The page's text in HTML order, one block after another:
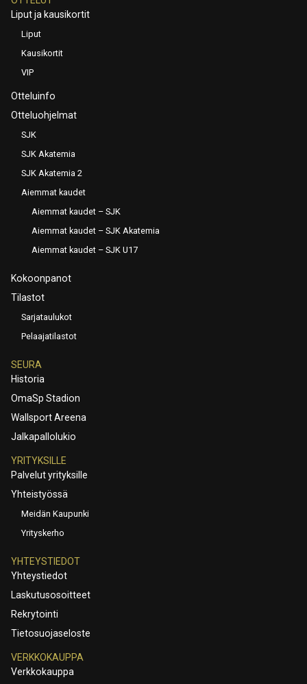
Liput ja kausikortit
Liput
Kausikortit
VIP
Otteluinfo
Otteluohjelmat
SJK
SJK Akatemia
SJK Akatemia 2
Aiemmat kaudet
Aiemmat kaudet – SJK
Aiemmat kaudet – SJK Akatemia
Aiemmat kaudet – SJK U17
Kokoonpanot
Tilastot
Sarjataulukot
Pelaajatilastot
SEURA
Historia
OmaSp Stadion
Wallsport Areena
Jalkapallolukio
YRITYKSILLE
Palvelut yrityksille
Yhteistyössä
Meidän Kaupunki
Yrityskerho
YHTEYSTIEDOT
Yhteystiedot
Laskutusosoitteet
Rekrytointi
Tietosuojaseloste
VERKKOKAUPPA
Verkkokauppa